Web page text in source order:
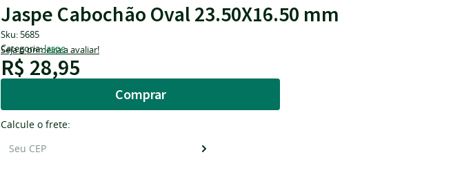
Jaspe Cabochão Oval 23.50X16.50 mm
Sku: 5685
Categoria:Jaspe
Seja o primeira a avaliar!
R$ 28,95
Comprar
Calcule o frete: